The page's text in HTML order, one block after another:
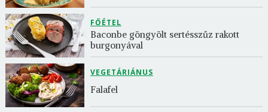
FŐÉTEL
Baconbe göngyölt sertésszűz rakott
burgonyával
VEGETÁRIÁNUS
Falafel